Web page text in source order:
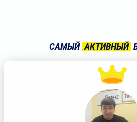
САМЫЙ АКТИВНЫЙ